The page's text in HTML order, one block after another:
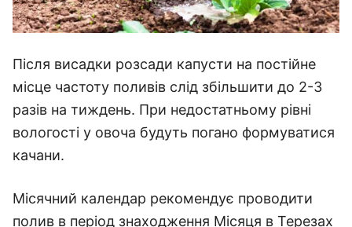
Після висадки розсади капусти на постійне
місце частоту поливів слід збільшити до 2-3
разів на тиждень. При недостатньому рівні
вологості у овоча будуть погано формуватися
качани.
Місячний календар рекомендує проводити
полив в період знаходження Місяця в Терезах